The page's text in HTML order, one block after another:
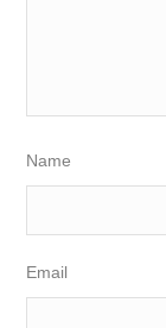
Name
Email